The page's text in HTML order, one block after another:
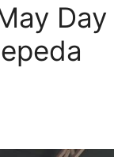
Day